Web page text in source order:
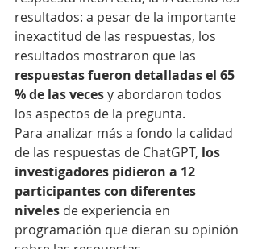
resultados: a pesar de la importante
inexactitud de las respuestas, los
resultados mostraron que las
respuestas fueron detalladas el 65
% de las veces y abordaron todos
los aspectos de la pregunta.
Para analizar más a fondo la calidad
de las respuestas de ChatGPT, los
investigadores pidieron a 12
participantes con diferentes
niveles de experiencia en
programación que dieran su opinión